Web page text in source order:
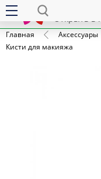
x
Открыть в
Главная Аксессуары
Кисти для макияжа